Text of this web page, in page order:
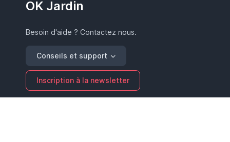
OK Jardin
Besoin d'aide ? Contactez nous.
Conseils et support
Inscription à la newsletter